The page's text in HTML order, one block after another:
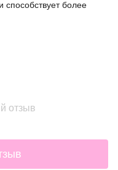
и способствует более
отзыв